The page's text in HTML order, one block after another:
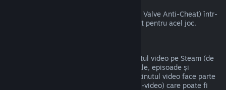
Dacă ai primit banare de la VAC (sistemul Valve Anti-Cheat) într-
un joc, pierzi dreptul de a mai fi rambursat pentru acel joc.
Nu putem oferi rambursări pentru conținutul video pe Steam (de
exemplu, pentru filme, scurtmetraje, seriale, episoade și
tutoriale), cu excepția cazului în care conținutul video face parte
dintr-un set care conține alt conținut (non-video) care poate fi